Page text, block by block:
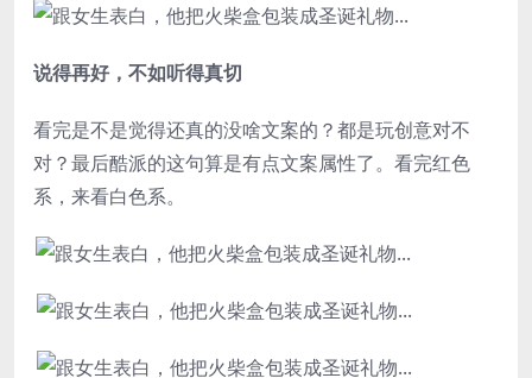
说得再好，不如听得真切
看完是不是觉得还真的没啥文案的？都是玩创意对不
对？最后酷派的这句算是有点文案属性了。看完红色
系，来看白色系。